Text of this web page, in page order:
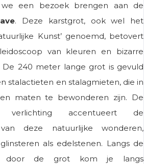
een bezoek brengen aan de
. Deze karstgrot, ook wel het
Kunst’ genoemd, betovert
van kleuren en bizarre
De 240 meter lange grot is gevuld
stalactieten en stalagmieten, die in
maten te bewonderen zijn. De
verlichting accentueert de
deze natuurlijke wonderen,
als edelstenen. Langs de
door de grot kom je langs